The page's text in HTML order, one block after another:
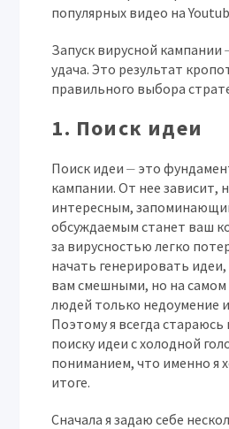
популярных видео на
Запуск вирусной кампании
удача. Это результат
правильного выбора
1. Поиск идеи
Поиск идеи ⏤ это
кампании. От нее зависит,
интересным,
обсуждаемым станет ваш
за вирусностью легко
начать генерировать
вам смешными, но на
людей только недоумение
Поэтому я всегда
поиску идеи с холодной
пониманием, что именно я
итоге.
Сначала я задаю себе